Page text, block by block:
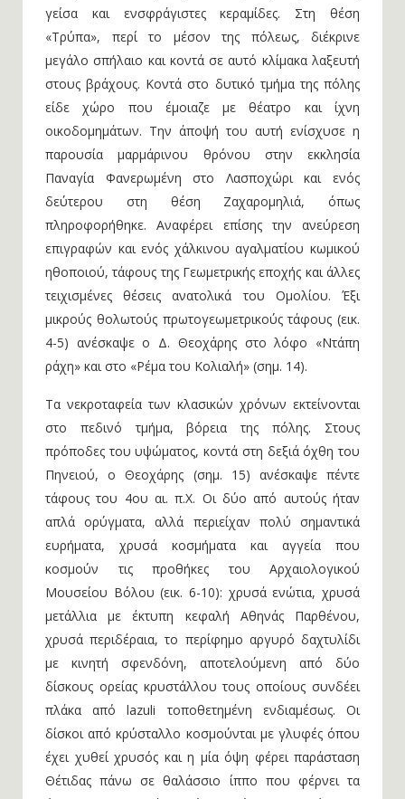
γείσα και ενσφράγιστες κεραμίδες. Στη θέση
«Τρύπα», περί το μέσον της πόλεως, διέκρινε
μεγάλο σπήλαιο και κοντά σε αυτό κλίμακα λαξευτή
στους βράχους. Κοντά στο δυτικό τμήμα της πόλης
είδε χώρο που έμοιαζε με θέατρο και ίχνη
οικοδομημάτων. Την άποψή του αυτή ενίσχυσε η
παρουσία μαρμάρινου θρόνου στην εκκλησία
Παναγία Φανερωμένη στο Λασποχώρι και ενός
δεύτερου στη θέση Ζαχαρομηλιά, όπως
πληροφορήθηκε. Αναφέρει επίσης την ανεύρεση
επιγραφών και ενός χάλκινου αγαλματίου κωμικού
ηθοποιού, τάφους της Γεωμετρικής εποχής και άλλες
τειχισμένες θέσεις ανατολικά του Ομολίου. Έξι
μικρούς θολωτούς πρωτογεωμετρικούς τάφους (εικ.
4-5) ανέσκαψε ο Δ. Θεοχάρης στο λόφο «Ντάπη
ράχη» και στο «Ρέμα του Κολιαλή» (σημ. 14).
Τα νεκροταφεία των κλασικών χρόνων εκτείνονται
στο πεδινό τμήμα, βόρεια της πόλης. Στους
πρόποδες του υψώματος, κοντά στη δεξιά όχθη του
Πηνειού, ο Θεοχάρης (σημ. 15) ανέσκαψε πέντε
τάφους του 4ου αι. π.Χ. Οι δύο από αυτούς ήταν
απλά ορύγματα, αλλά περιείχαν πολύ σημαντικά
ευρήματα, χρυσά κοσμήματα και αγγεία που
κοσμούν τις προθήκες του Αρχαιολογικού
Μουσείου Βόλου (εικ. 6-10): χρυσά ενώτια, χρυσά
μετάλλια με έκτυπη κεφαλή Αθηνάς Παρθένου,
χρυσά περιδέραια, το περίφημο αργυρό δαχτυλίδι
με κινητή σφενδόνη, αποτελούμενη από δύο
δίσκους ορείας κρυστάλλου τους οποίους συνδέει
πλάκα από lazuli τοποθετημένη ενδιαμέσως. Οι
δίσκοι από κρύσταλλο κοσμούνται με γλυφές όπου
έχει χυθεί χρυσός και η μία όψη φέρει παράσταση
Θέτιδας πάνω σε θαλάσσιο ίππο που φέρνει τα